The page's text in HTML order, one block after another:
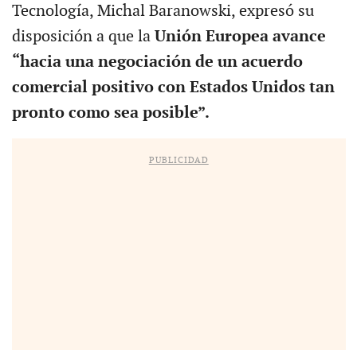
Tecnología, Michal Baranowski, expresó su
disposición a que la Unión Europea avance
“hacia una negociación de un acuerdo
comercial positivo con Estados Unidos tan
pronto como sea posible”.
PUBLICIDAD